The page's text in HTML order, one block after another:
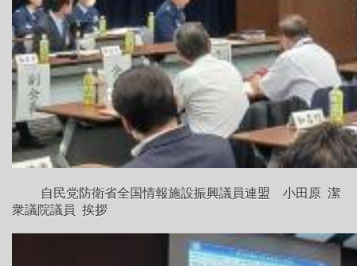
自民党防衛省全国情報施設振興議員連盟 小田原 潔
衆議院議員 挨拶